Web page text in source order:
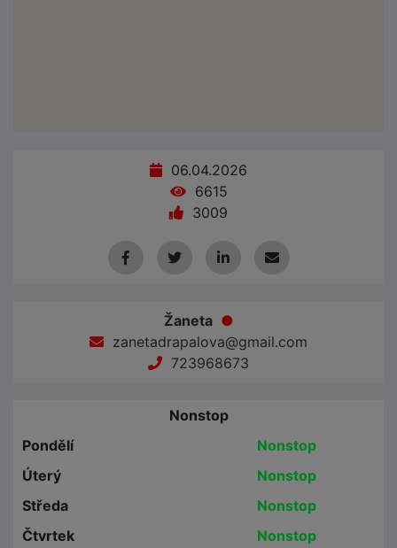
06.04.2026
6615
3009
Žaneta ●
zanetadrapalova@gmail.com
723968673
Nonstop
Pondělí
Nonstop
Úterý
Nonstop
Středa
Nonstop
Čtvrtek
Nonstop